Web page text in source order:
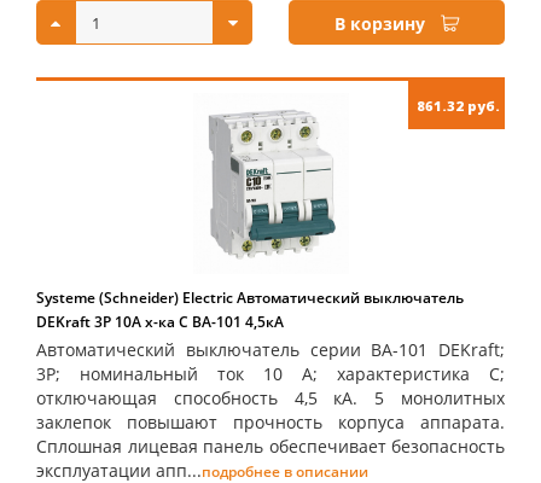
В корзину
861.32 руб.
Systeme (Schneider) Electric Автоматический выключатель
DEKraft 3Р 10А х-ка C ВА-101 4,5кА
Автоматический выключатель серии ВА-101 DEKraft;
3P; номинальный ток 10 А; характеристика С;
отключающая способность 4,5 кА. 5 монолитных
заклепок повышают прочность корпуса аппарата.
Сплошная лицевая панель обеспечивает безопасность
эксплуатации апп...подробнее в описании